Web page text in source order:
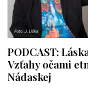
PODCAST:
Vzťahy očami
Nádaskej